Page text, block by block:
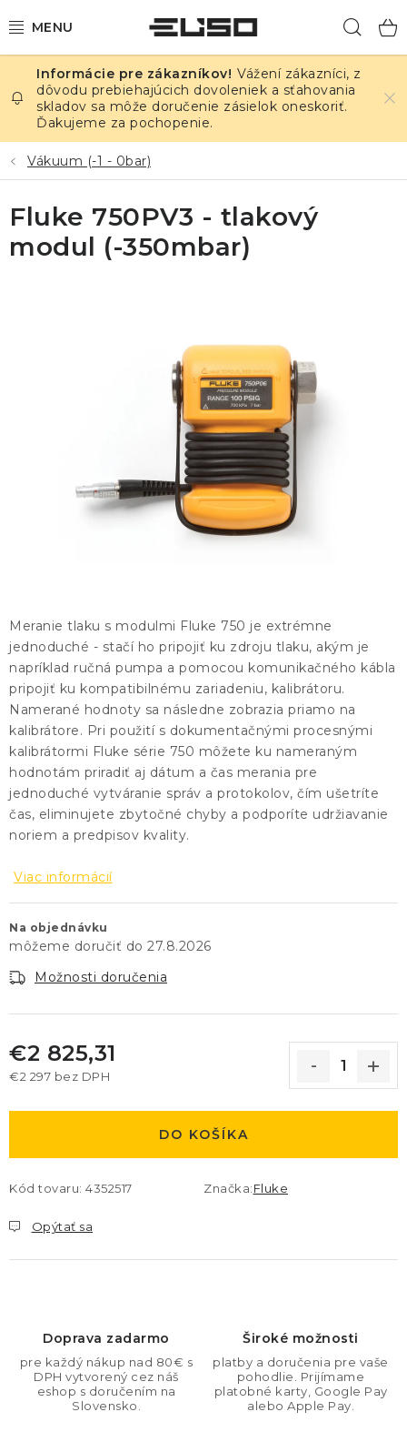
na
ELEKTRINA
TEPLOTA A VLHKOSŤ
TLAK A ÚNIKY
ZÁZNAMNÍKY
Vážení zákazníci, z
dôvodu prebiehajúcich dovoleniek a sťahovania
skladov sa môže doručenie zásielok oneskoriť.
Ďakujeme za pochopenie.
Vákuum (-1 - 0bar)
Meranie tlaku s modulmi Fluke 750 je extrémne
jednoduché - stačí ho pripojiť ku zdroju tlaku, akým je
napríklad ručná pumpa a pomocou komunikačného kábla
pripojiť ku kompatibilnému zariadeniu, kalibrátoru.
Namerané hodnoty sa následne zobrazia priamo na
kalibrátore. Pri použití s dokumentačnými procesnými
kalibrátormi Fluke série 750 môžete ku nameraným
hodnotám priradiť aj dátum a čas merania pre
jednoduché vytváranie správ a protokolov, čím ušetríte
čas, eliminujete zbytočné chyby a podporíte udržiavanie
noriem a predpisov kvality.
Viac informácií
Na objednávku
27.8.2026
Možnosti doručenia
€2 825,31
€2 297 bez DPH
DO KOŠÍKA
Kód tovaru: 4352517 Značka:Fluke
Opýtať sa
Fluke 750PV3 - tlakový
modul (-350mbar)
Doprava zadarmo
pre každý nákup nad 80€ s
DPH vytvorený cez náš
eshop s doručením na
Slovensko.
Široké možnosti
platby a doručenia pre vaše
pohodlie. Prijímame
platobné karty, Google Pay
alebo Apple Pay.